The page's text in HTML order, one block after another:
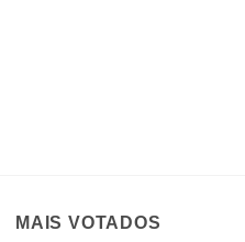
MAIS VOTADOS